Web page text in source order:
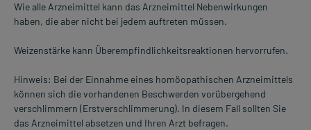
Wie alle Arzneimittel kann das Arzneimittel Nebenwirkungen
haben, die aber nicht bei jedem auftreten müssen.
Weizenstärke kann Überempfindlichkeitsreaktionen hervorrufen.
Hinweis: Bei der Einnahme eines homöopathischen Arzneimittels
können sich die vorhandenen Beschwerden vorübergehend
verschlimmern (Erstverschlimmerung). In diesem Fall sollten Sie
das Arzneimittel absetzen und Ihren Arzt befragen.